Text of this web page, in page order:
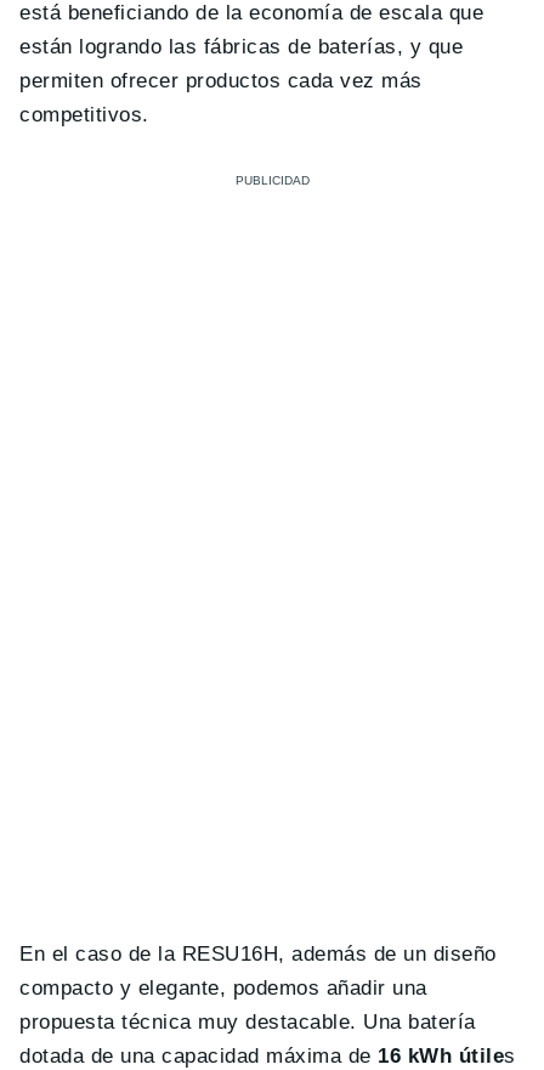
está beneficiando de la economía de escala que
están logrando las fábricas de baterías, y que
permiten ofrecer productos cada vez más
competitivos.
En el caso de la RESU16H, además de un diseño
compacto y elegante, podemos añadir una
propuesta técnica muy destacable. Una batería
dotada de una capacidad máxima de 16 kWh útiles